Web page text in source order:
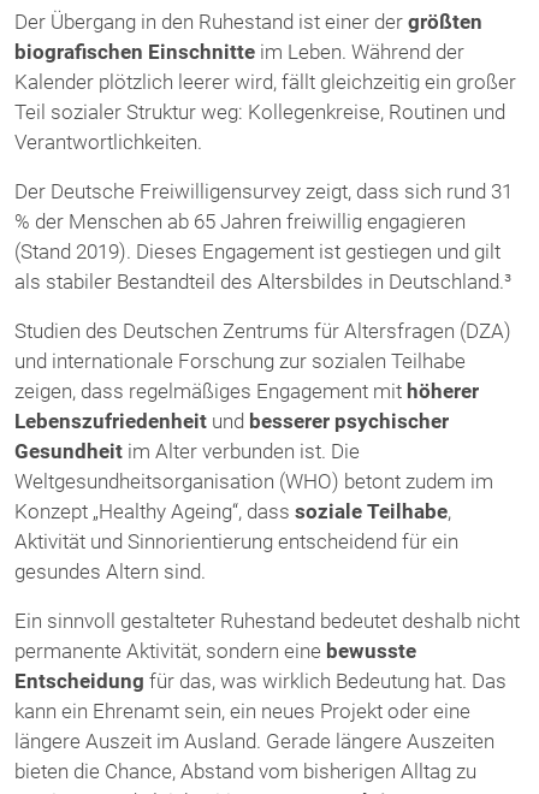
Der Übergang in den Ruhestand ist einer der größten
biografischen Einschnitte im Leben. Während der
Kalender plötzlich leerer wird, fällt gleichzeitig ein großer
Teil sozialer Struktur weg: Kollegenkreise, Routinen und
Verantwortlichkeiten.
Der Deutsche Freiwilligensurvey zeigt, dass sich rund 31
% der Menschen ab 65 Jahren freiwillig engagieren
(Stand 2019). Dieses Engagement ist gestiegen und gilt
als stabiler Bestandteil des Altersbildes in Deutschland.³
Studien des Deutschen Zentrums für Altersfragen (DZA)
und internationale Forschung zur sozialen Teilhabe
zeigen, dass regelmäßiges Engagement mit höherer
Lebenszufriedenheit und besserer psychischer
Gesundheit im Alter verbunden ist. Die
Weltgesundheitsorganisation (WHO) betont zudem im
Konzept „Healthy Ageing“, dass soziale Teilhabe,
Aktivität und Sinnorientierung entscheidend für ein
gesundes Altern sind.
Ein sinnvoll gestalteter Ruhestand bedeutet deshalb nicht
permanente Aktivität, sondern eine bewusste
Entscheidung für das, was wirklich Bedeutung hat. Das
kann ein Ehrenamt sein, ein neues Projekt oder eine
längere Auszeit im Ausland. Gerade längere Auszeiten
bieten die Chance, Abstand vom bisherigen Alltag zu